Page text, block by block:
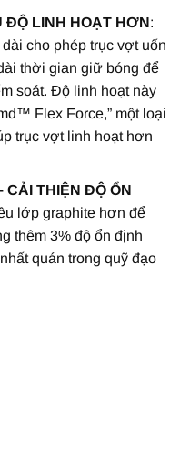
ĐỘ LINH HOẠT HƠN:
cho phép trục vợt uốn
thời gian giữ bóng để
soát. Độ linh hoạt này
Flex Force,” một loại
trục vợt linh hoạt hơn
CẢI THIỆN ĐỘ ỔN
lớp graphite hơn để
thêm 3% độ ổn định
quán trong quỹ đạo